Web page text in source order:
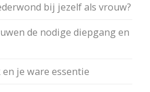
bij jezelf als vrouw?
de nodige diepgang en
je ware essentie